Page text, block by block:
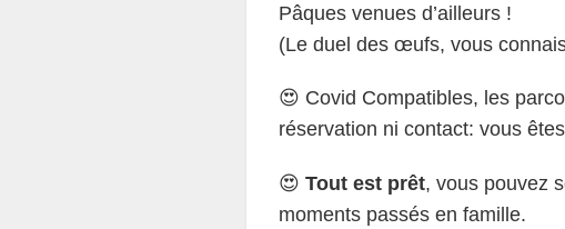
Pâques venues d’ailleurs !
(Le duel des œufs, vous
😍 Covid Compatibles, les
réservation ni contact: vous êtes
😍 Tout est prêt, vous pouvez
moments passés en famille.